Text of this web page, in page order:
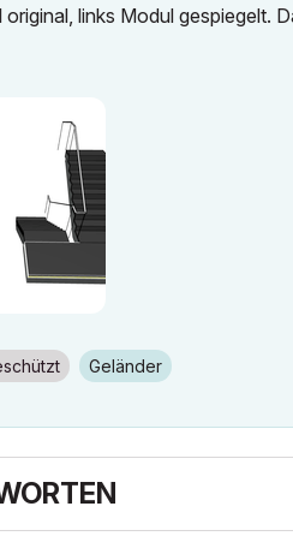
links Modul gespiegelt.
Geländer